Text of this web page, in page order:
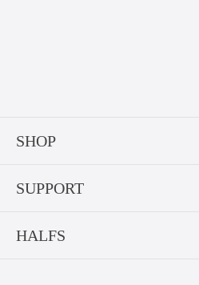
SHOP
SUPPORT
HALFS